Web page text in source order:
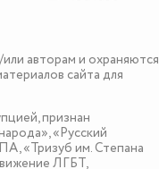
авторам и охраняются
сайта для
признан
«Русский
«Тризуб им. Степана
ЛГБТ,